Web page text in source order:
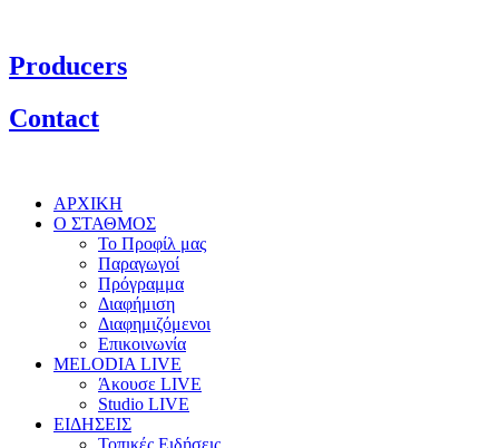
Producers
Contact
ΑΡΧΙΚΗ
Ο ΣΤΑΘΜΟΣ
Το Προφίλ μας
Παραγωγοί
Πρόγραμμα
Διαφήμιση
Διαφημιζόμενοι
Επικοινωνία
MELODIA LIVE
Άκουσε LIVE
Studio LIVE
ΕΙΔΗΣΕΙΣ
Τοπικές Ειδήσεις